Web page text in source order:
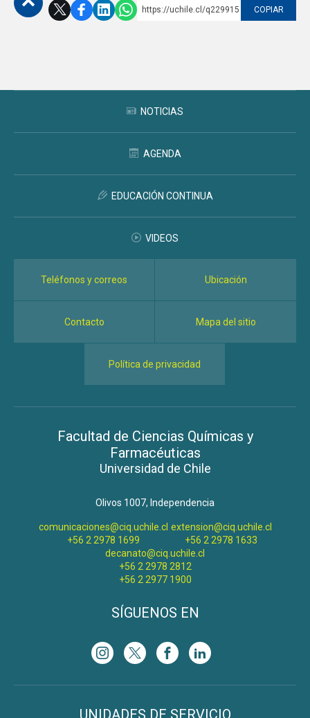
https://uchile.cl/q229915 COPIAR
NOTICIAS
AGENDA
EDUCACIÓN CONTINUA
VIDEOS
Teléfonos y correos Ubicación
Contacto Mapa del sitio
Política de privacidad
Facultad de Ciencias Químicas y
Farmacéuticas
Universidad de Chile
Olivos 1007, Independencia
comunicaciones@ciq.uchile.cl
+56 2 2978 1699
extension@ciq.uchile.cl
+56 2 2978 1633
decanato@ciq.uchile.cl
+56 2 2978 2812
+56 2 2977 1900
SÍGUENOS EN
UNIDADES DE SERVICIO